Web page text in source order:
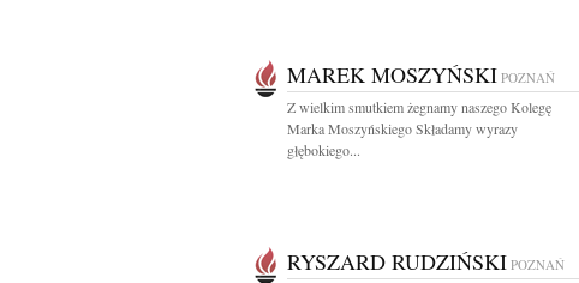
MAREK MOSZYŃSKI POZNAŃ
Z wielkim smutkiem żegnamy naszego Kolegę
Marka Moszyńskiego Składamy wyrazy
głębokiego...
RYSZARD RUDZIŃSKI POZNAŃ